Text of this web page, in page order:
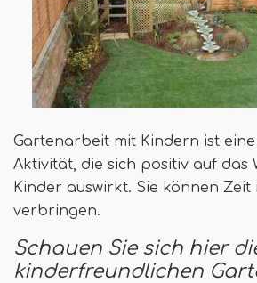
Gartenarbeit mit Kindern ist
Aktivität, die sich positiv auf das
Kinder auswirkt. Sie können Zeit
verbringen.
Schauen Sie sich hier
kinderfreundlichen